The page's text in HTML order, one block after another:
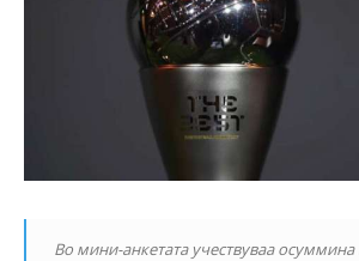
Во мини-анкетата учествуваа